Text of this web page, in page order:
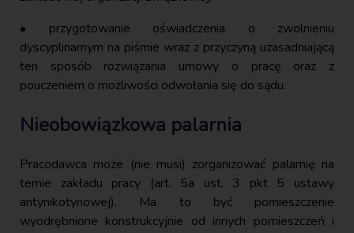
• przygotowanie oświadczenia o zwolnieniu
dyscyplinarnym na piśmie wraz z przyczyną uzasadniającą
ten sposób rozwiązania umowy o pracę oraz z
pouczeniem o możliwości odwołania się do sądu.
Nieobowiązkowa palarnia
Pracodawca może (nie musi) zorganizować palarnię na
ternie zakładu pracy (art. 5a ust. 3 pkt 5 ustawy
antynikotynowej). Ma to być pomieszczenie
wyodrębnione konstrukcyjnie od innych pomieszczeń i